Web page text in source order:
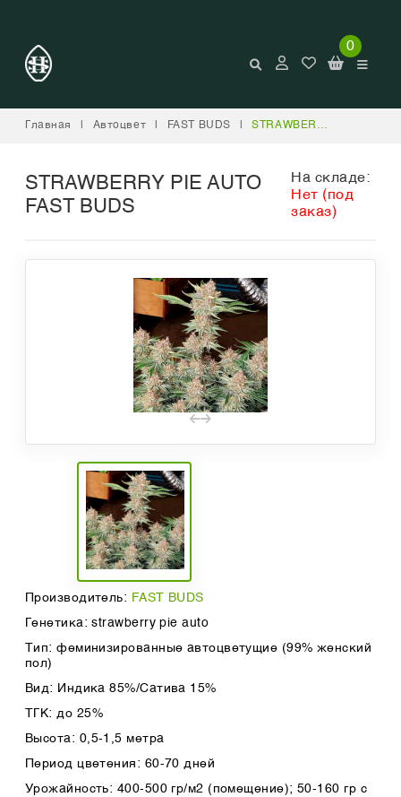
0
Главная Автоцвет FAST BUDS STRAWBERRY PIE AUTO FAST BUDS
STRAWBERRY PIE AUTO
FAST BUDS
На складе:
Нет (под
заказ)
Производитель: FAST BUDS
Генетика: strawberry pie auto
Тип: феминизированные автоцветущие (99% женский
пол)
Вид: Индика 85%/Сатива 15%
ТГК: до 25%
Высота: 0,5-1,5 метра
Период цветения: 60-70 дней
Урожайность: 400-500 гр/м2 (помещение); 50-160 гр с